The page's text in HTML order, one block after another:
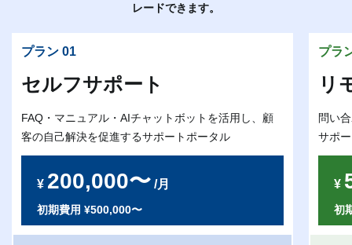
レードできます。
プラン 01
セルフサポート
FAQ・マニュアル・AIチャットボットを活用し、顧
客の自己解決を促進するサポートポータル
¥ 200,000〜 /月
初期費用 ¥500,000〜
プラ
リ
問い
サポ
¥
初